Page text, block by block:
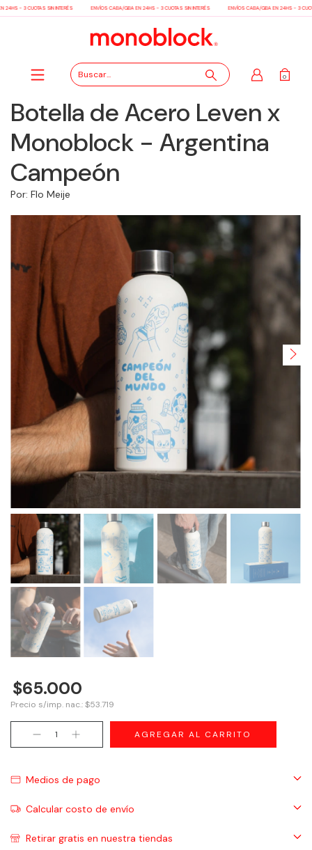
- 3 CUOTAS SIN INTERÉS ENVÍOS CABA/GBA EN 24HS - 3 CUOTAS SIN INTERÉS ENVÍOS CABA/GBA EN 24HS - 3
0
Botella de Acero Leven x
Monoblock - Argentina
Campeón
Por: Flo Meije
$65.000
Precio s/imp. nac.: $53.719
Medios de pago
Calcular costo de envío
Retirar gratis en nuestra tiendas